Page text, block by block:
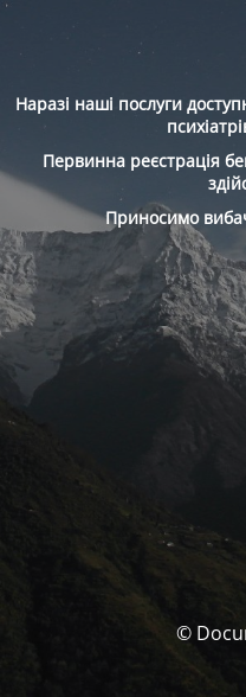
Наразі наші послуги
Первинна реєстрація
Приносимо
©